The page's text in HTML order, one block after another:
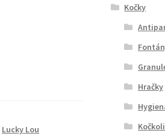
Lucky Lou
Kočky
Hračky